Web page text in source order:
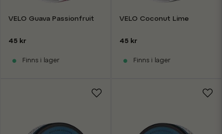
VELO Guava Passionfruit
45 kr
Finns i lager
VELO Coconut Lime
45 kr
Finns i lager